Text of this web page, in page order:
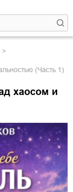
(Часть 1)
хаосом и